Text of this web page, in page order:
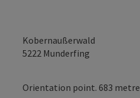
Kobernaußerwald
5222 Munderfing
Orientation point. 683